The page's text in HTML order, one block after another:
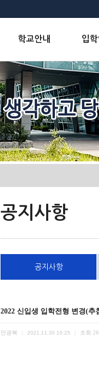
학교안내 입학
공지사항
공지사항
2022 신입생 입학전형 변경(추
안광복 2021.11.30 10:25 조회